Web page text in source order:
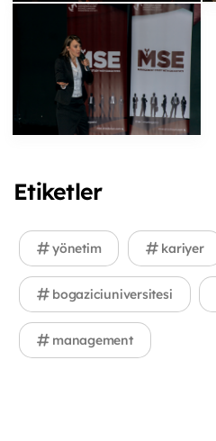
Etiketler
yönetim kariyer
bogaziciuniversitesi
management